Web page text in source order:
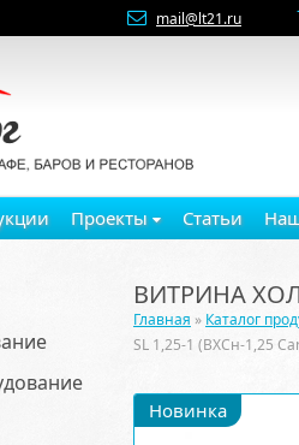
mail@lt21.ru
Проекты Статьи
ВИТРИНА
Главная » Каталог
SL 1,25-1 (ВХСн-1,25
Новинка